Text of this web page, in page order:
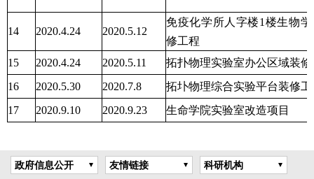
14 2020.4.24 2020.5.12
免疫化学所人字楼1楼生物
修工程
15
2020.4.24 2020.5.11
拓扑物理实验室办公区域装
16
2020.5.30 2020.7.8
拓圤物理综合实验平台装修工
17
2020.9.10 2020.9.23 生命学院实验室改造项目
政府信息公开 友情链接 科研机构